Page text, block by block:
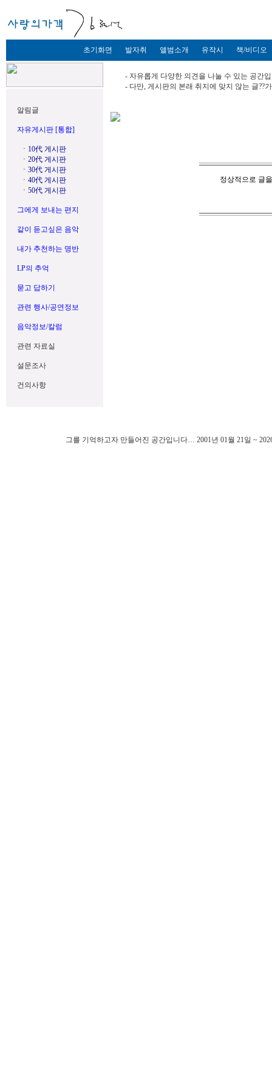
초기화면 발자취 앨범소개 유작시 책/비디오
알림글
자유게시판 [통합]
ㆍ 10代 게시판
ㆍ 20代 게시판
ㆍ 30代 게시판
ㆍ 40代 게시판
ㆍ 50代 게시판
그에게 보내는 편지
같이 듣고싶은 음악
내가 추천하는 명반
LP의 추억
묻고 답하기
관련 행사/공연정보
음악정보/칼럼
관련 자료실
설문조사
건의사항
- 자유롭게 다양한 의견을 나눌 수 있는 공간
- 다만, 게시판의 본래 취지에 맞지 않는 글??
정상적으로 글
그를 기억하고자 만들어진 공간입니다… 2001년 01월 21일 ~